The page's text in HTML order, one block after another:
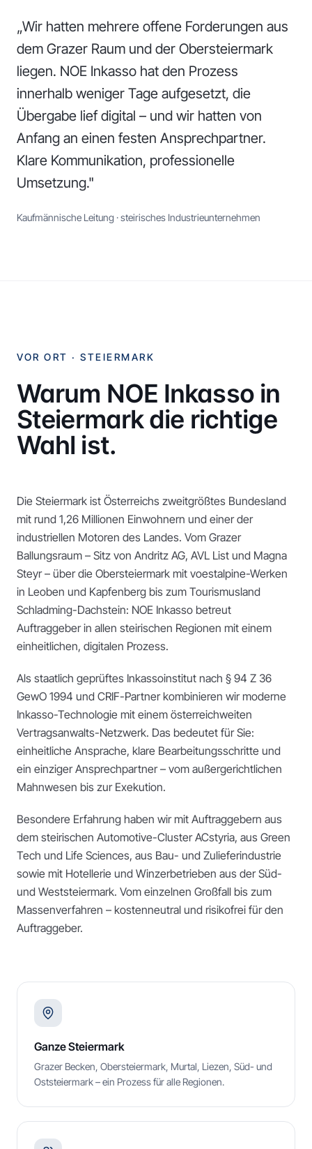
„Wir hatten mehrere offene Forderungen aus
dem Grazer Raum und der Obersteiermark
liegen. NOE Inkasso hat den Prozess
innerhalb weniger Tage aufgesetzt, die
Übergabe lief digital – und wir hatten von
Anfang an einen festen Ansprechpartner.
Klare Kommunikation, professionelle
Umsetzung."
Kaufmännische Leitung · steirisches Industrieunternehmen
VOR ORT ·STEIERMARK
Warum NOE Inkasso in
Steiermarkdie richtige
Wahl ist.
Die Steiermark ist Österreichs zweitgrößtes Bundesland
mit rund 1,26 Millionen Einwohnern und einer der
industriellen Motoren des Landes. Vom Grazer
Ballungsraum – Sitz von Andritz AG, AVL List und Magna
Steyr – über die Obersteiermark mit voestalpine-Werken
in Leoben und Kapfenberg bis zum Tourismusland
Schladming-Dachstein: NOE Inkasso betreut
Auftraggeber in allen steirischen Regionen mit einem
einheitlichen, digitalen Prozess.
Als staatlich geprüftes Inkassoinstitut nach § 94 Z 36
GewO 1994 und CRIF-Partner kombinieren wir moderne
Inkasso-Technologie mit einem österreichweiten
Vertragsanwalts-Netzwerk. Das bedeutet für Sie:
einheitliche Ansprache, klare Bearbeitungsschritte und
ein einziger Ansprechpartner – vom außergerichtlichen
Mahnwesen bis zur Exekution.
Besondere Erfahrung haben wir mit Auftraggebern aus
dem steirischen Automotive-Cluster ACstyria, aus Green
Tech und Life Sciences, aus Bau- und Zulieferindustrie
sowie mit Hotellerie und Winzerbetrieben aus der Süd-
und Weststeiermark. Vom einzelnen Großfall bis zum
Massenverfahren – kostenneutral und risikofrei für den
Auftraggeber.
Ganze Steiermark
Grazer Becken, Obersteiermark, Murtal, Liezen, Süd- und
Oststeiermark – ein Prozess für alle Regionen.